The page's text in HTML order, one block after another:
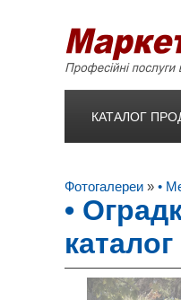
КАТАЛОГ
Фотогалереи » •
•
каталог